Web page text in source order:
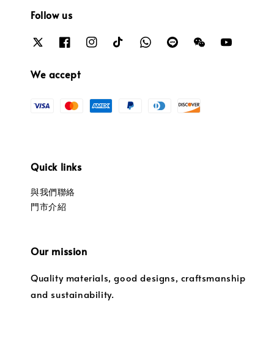
Follow us
We accept
Quick links
與我們聯絡
門市介紹
Our mission
Quality materials, good designs, craftsmanship
and sustainability.